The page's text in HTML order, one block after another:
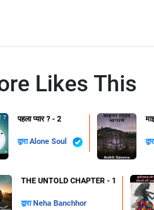
Likes This
पहला प्यार ? - 2
द्वाराAlone Soul
THE UNTOLD CHAPTER - 1
द्वारा Neha Banchhor